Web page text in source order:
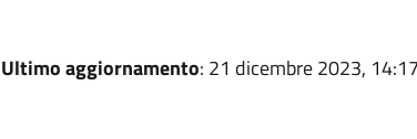
Ultimo aggiornamento: 21 dicembre 2023, 14:17